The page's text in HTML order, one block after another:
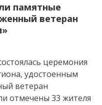
памятные
ветеран
церемония
удостоенным
ветеран
отмечены 33 жителя